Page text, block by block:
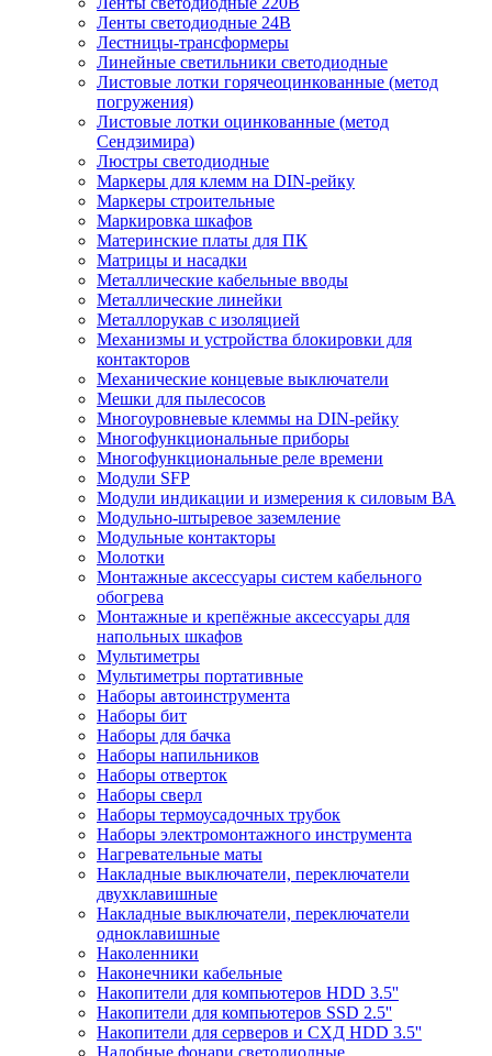
Ленты светодиодные 24В
Лестницы-трансформеры
Линейные светильники светодиодные
Листовые лотки горячеоцинкованные (метод
погружения)
Листовые лотки оцинкованные (метод
Сендзимира)
Люстры светодиодные
Маркеры для клемм на DIN-рейку
Маркеры строительные
Маркировка шкафов
Материнские платы для ПК
Матрицы и насадки
Металлические кабельные вводы
Металлические линейки
Металлорукав с изоляцией
Механизмы и устройства блокировки для
контакторов
Механические концевые выключатели
Мешки для пылесосов
Многоуровневые клеммы на DIN-рейку
Многофункциональные приборы
Многофункциональные реле времени
Модули SFP
Модули индикации и измерения к силовым ВА
Модульно-штыревое заземление
Модульные контакторы
Молотки
Монтажные аксессуары систем кабельного
обогрева
Монтажные и крепёжные аксессуары для
напольных шкафов
Мультиметры
Мультиметры портативные
Наборы автоинструмента
Наборы бит
Наборы для бачка
Наборы напильников
Наборы отверток
Наборы сверл
Наборы термоусадочных трубок
Наборы электромонтажного инструмента
Нагревательные маты
Накладные выключатели, переключатели
двухклавишные
Накладные выключатели, переключатели
одноклавишные
Наколенники
Наконечники кабельные
Накопители для компьютеров HDD 3.5''
Накопители для компьютеров SSD 2.5''
Накопители для серверов и СХД HDD 3.5''
Налобные фонари светодиодные